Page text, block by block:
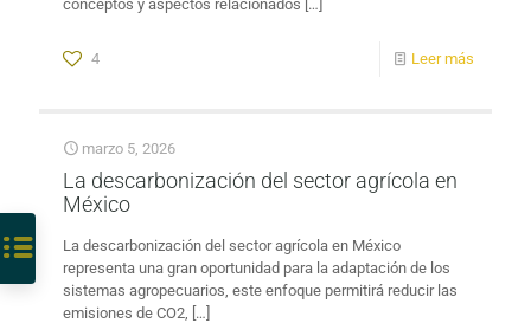
conceptos y aspectos relacionados […]
4 Leer más
marzo 5, 2026
La descarbonización del sector agrícola en
México
La descarbonización del sector agrícola en México
representa una gran oportunidad para la adaptación de los
sistemas agropecuarios, este enfoque permitirá reducir las
emisiones de CO2, […]